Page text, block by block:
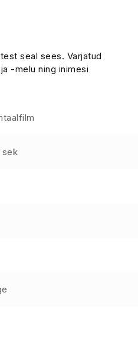
seal sees. Varjatud
-melu ning inimesi
sek